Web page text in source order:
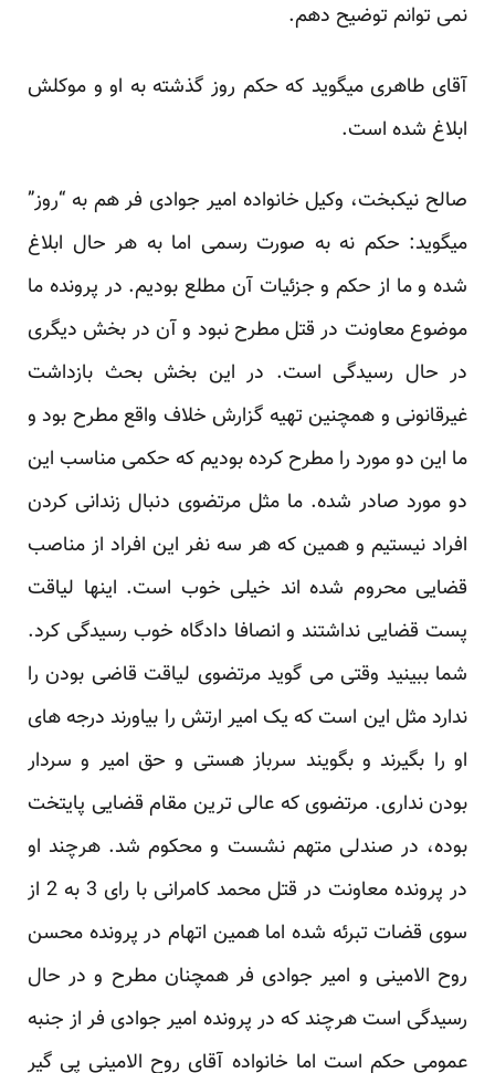
نمی توانم توضیح دهم.
آقای طاهری میگوید که حکم روز گذشته به او و موکلش
ابلاغ شده است.
صالح نیکبخت، وکیل خانواده امیر جوادی فر هم به “روز”
میگوید: حکم نه به صورت رسمی اما به هر حال ابلاغ
شده و ما از حکم و جزئیات آن مطلع بودیم. در پرونده ما
موضوع معاونت در قتل مطرح نبود و آن در بخش دیگری
در حال رسیدگی است. در این بخش بحث بازداشت
غیرقانونی و همچنین تهیه گزارش خلاف واقع مطرح بود و
ما این دو مورد را مطرح کرده بودیم که حکمی مناسب این
دو مورد صادر شده. ما مثل مرتضوی دنبال زندانی کردن
افراد نیستیم و همین که هر سه نفر این افراد از مناصب
قضایی محروم شده اند خیلی خوب است. اینها لیاقت
پست قضایی نداشتند و انصافا دادگاه خوب رسیدگی کرد.
شما ببینید وقتی می گوید مرتضوی لیاقت قاضی بودن را
ندارد مثل این است که یک امیر ارتش را بیاورند درجه های
او را بگیرند و بگویند سرباز هستی و حق امیر و سردار
بودن نداری. مرتضوی که عالی ترین مقام قضایی پایتخت
بوده، در صندلی متهم نشست و محکوم شد. هرچند او
در پرونده معاونت در قتل محمد کامرانی با رای 3 به 2 از
سوی قضات تبرئه شده اما همین اتهام در پرونده محسن
روح الامینی و امیر جوادی فر همچنان مطرح و در حال
رسیدگی است هرچند که در پرونده امیر جوادی فر از جنبه
عمومی حکم است اما خانواده آقای روح الامینی پی گیر